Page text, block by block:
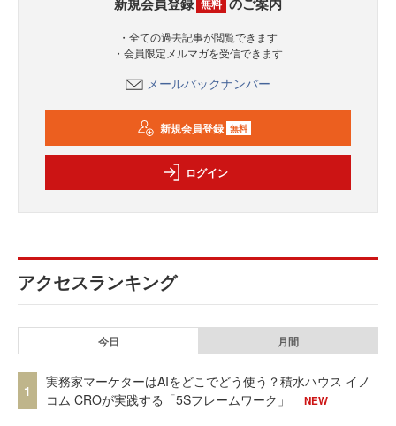
無料
・全ての過去記事が閲覧できます
・会員限定メルマガを受信できます
メールバックナンバー
新規会員登録 無料
ログイン
アクセスランキング
今日 月間
1
実務家マーケターはAIをどこでどう使う？積水ハウス イノ
コム CROが実践する「5Sフレームワーク」
NEW